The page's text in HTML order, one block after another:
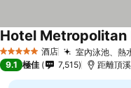
5 星級 酒店 室內泳池、熱
Hotel Metropolitan
9.1 極佳 7,515 距離頂